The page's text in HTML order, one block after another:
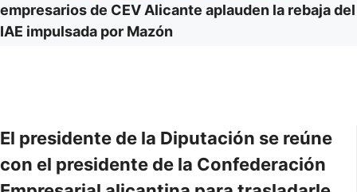
empresarios de CEV Alicante aplauden la rebaja del
IAE impulsada por Mazón
El presidente de la Diputación se reúne
con el presidente de la Confederación